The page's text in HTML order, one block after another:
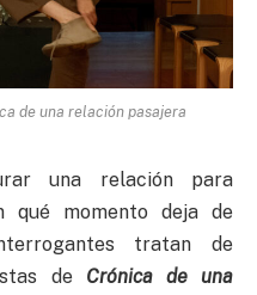
de una relación pasajera
una relación para
qué momento deja de
tratan de
de Crónica de una